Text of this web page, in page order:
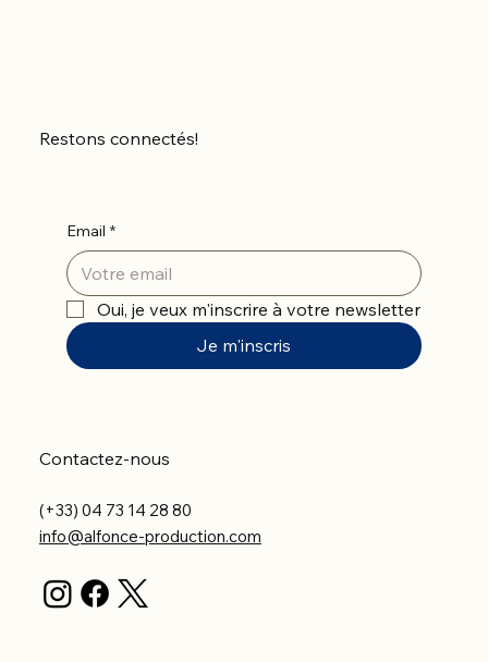
Restons connectés!
Email *
Oui, je veux m'inscrire à votre newsletter
Je m'inscris
Contactez-nous
(+33) 04 73 14 28 80
info@alfonce-production.com